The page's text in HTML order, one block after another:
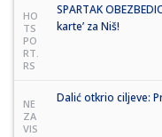
HO
TS
PO
RT.
RS
SPARTAK
karte’ za Niš!
NE
ZA
VIS
Dalić otkrio ciljeve: